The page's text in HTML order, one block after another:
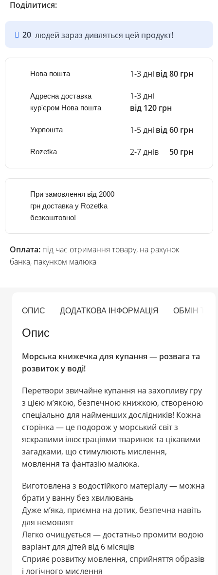
Поділитися:
20 людей зараз дивляться цей продукт!
Нова пошта 1-3 дні від 80 грн
Адресна доставка
кур'єром Нова пошта
1-3 дні
від 120 грн
Укрпошта 1-5 дні від 60 грн
Rozetka 2-7 днів 50 грн
При замовлення від 2000
грн доставка у Rozetka
безкоштовно!
Оплата: під час отримання товару, на рахунок
банка, пакунком малюка
ОПИС ДОДАТКОВА ІНФОРМАЦІЯ ОБМІН ТА
Опис
Морська книжечка для купання — розвага та
розвиток у воді!
Перетвори звичайне купання на захопливу гру
з цією м’якою, безпечною книжкою, створеною
спеціально для найменших дослідників! Кожна
сторінка — це подорож у морський світ з
яскравими ілюстраціями тваринок та цікавими
загадками, що стимулюють мислення,
мовлення та фантазію малюка.
Виготовлена з водостійкого матеріалу — можна
брати у ванну без хвилювань
Дуже м’яка, приємна на дотик, безпечна навіть
для немовлят
Легко очищується — достатньо промити водою
варіант для дітей від 6 місяців
Сприяє розвитку мовлення, сприйняття образів
і логічного мислення